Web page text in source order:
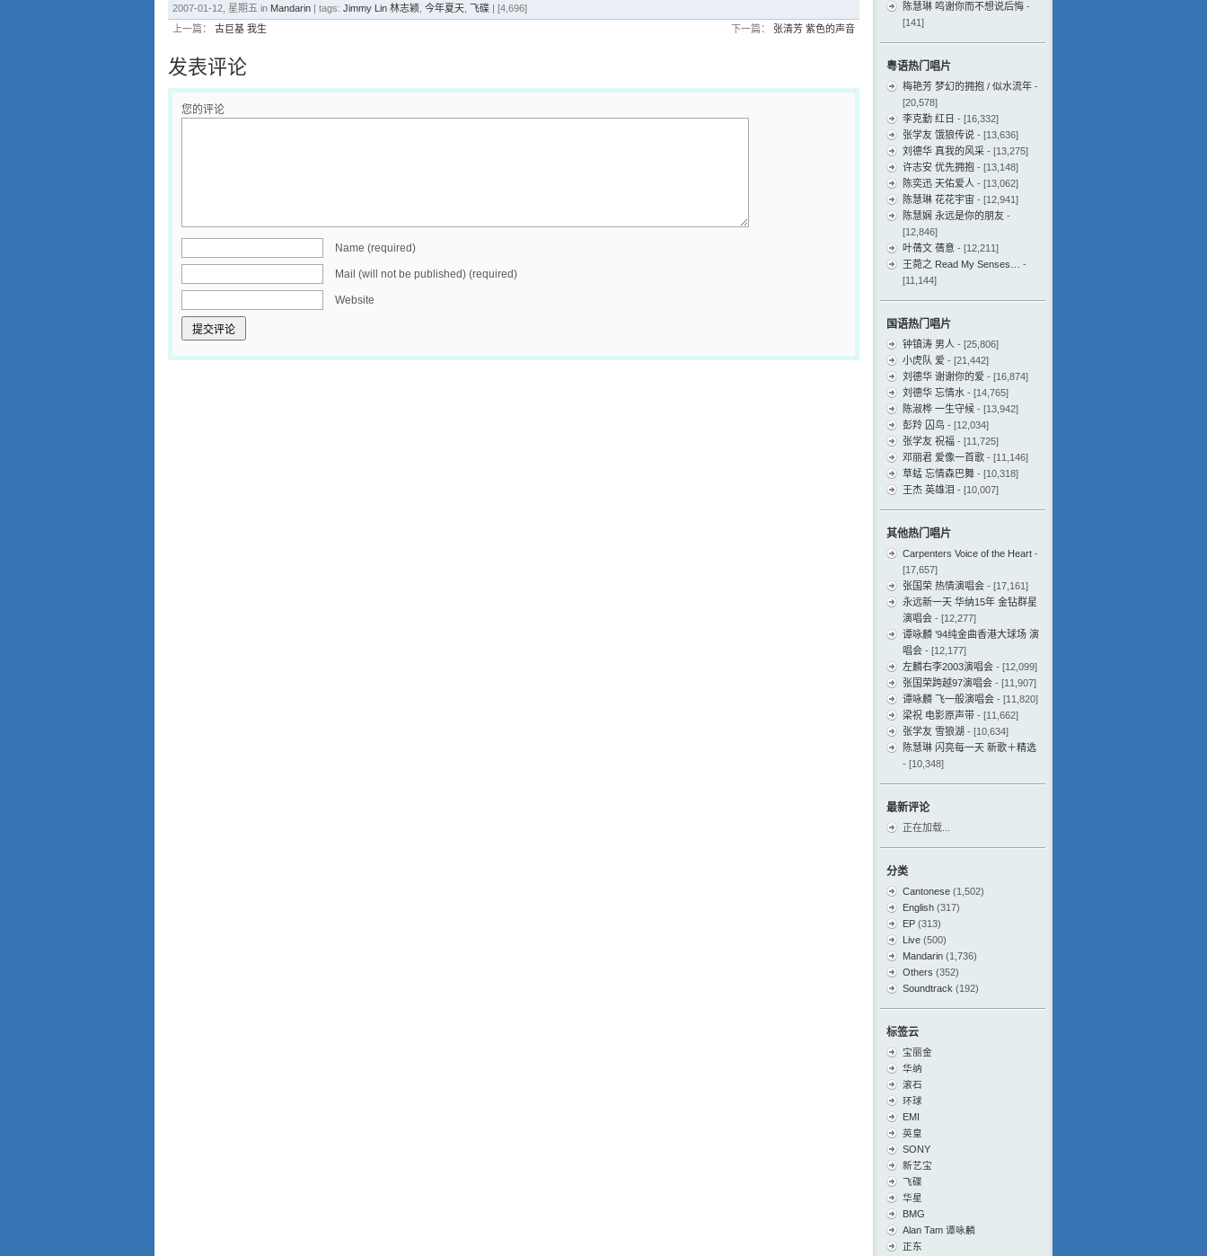
2007-01-12, 星期五 in Mandarin | tags: Jimmy Lin 林志颖 今年夏天 飞碟 | [4,696]
上一篇： 古巨基 我生 下一篇： 张清芳 紫色的声音
发表评论
您的评论
Name (required)
Mail (will not be published) (required)
Website
陈慧琳 鸣谢你而不想说后悔 -
[141]
粤语热门唱片
梅艳芳 梦幻的拥抱 / 似水流年 -
[20,578]
李克勤 红日 - [16,332]
张学友 饿狼传说 - [13,636]
刘德华 真我的风采 - [13,275]
许志安 优先拥抱 - [13,148]
陈奕迅 天佑爱人 - [13,062]
陈慧琳 花花宇宙 - [12,941]
陈慧娴 永远是你的朋友 -
[12,846]
叶蒨文 蒨意 - [12,211]
王菀之 Read My Senses…
-
[11,144]
国语热门唱片
钟镇涛 男人 - [25,806]
小虎队 爱 - [21,442]
刘德华 谢谢你的爱 - [16,874]
刘德华 忘情水 - [14,765]
陈淑桦 一生守候 - [13,942]
彭羚 囚鸟 - [12,034]
张学友 祝福 - [11,725]
邓丽君 爱像一首歌 - [11,146]
草蜢 忘情森巴舞 - [10,318]
王杰 英雄泪 - [10,007]
其他热门唱片
Carpenters Voice of the Heart -
[17,657]
张国荣 热情演唱会 - [17,161]
永远新一天 华纳15年 金钻群星
演唱会 - [12,277]
谭咏麟 ’94纯金曲香港大球场 演
唱会 - [12,177]
左麟右李2003演唱会 - [12,099]
张国荣跨越97演唱会 - [11,907]
谭咏麟 飞一般演唱会 - [11,820]
梁祝 电影原声带 - [11,662]
张学友 雪狼湖 - [10,634]
陈慧琳 闪亮每一天 新歌＋精选
- [10,348]
最新评论
正在加载...
分类
Cantonese (1,502)
English (317)
EP (313)
Live (500)
Mandarin (1,736)
Others (352)
Soundtrack (192)
标签云
宝丽金
华纳
滚石
环球
EMI
英皇
SONY
新艺宝
飞碟
华星
BMG
Alan Tam 谭咏麟
正东